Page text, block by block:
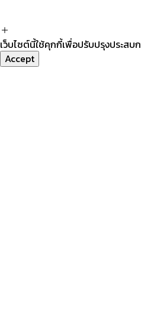
เว็บไซต์นี้ใช้คุกกี้เพื่อปรับปรุงประส
Accept